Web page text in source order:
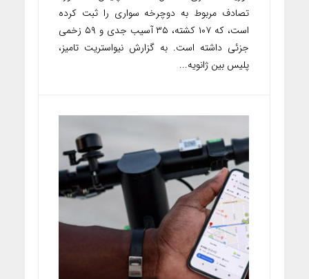
تصادف مربوط به دوچرخه سواری را ثبت کرده
است، که ۱۰۷ کشته، ۳۵ آسیب جدی و ۵۹ زخمی
جزئی داشته است. به گزارش نیواستریت تامیز،
پلیس بین ژانویه...